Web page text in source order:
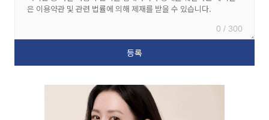
0 / 300